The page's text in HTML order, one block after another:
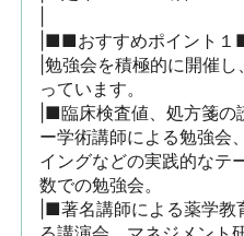
|■■おすすめポイント
|勉強会を積極的に開催
っています。
|■臨床検査値、処方箋の
ー学術講師による勉強会
イングなどの実践的なテ
数での勉強会。
|■著名講師による薬学教